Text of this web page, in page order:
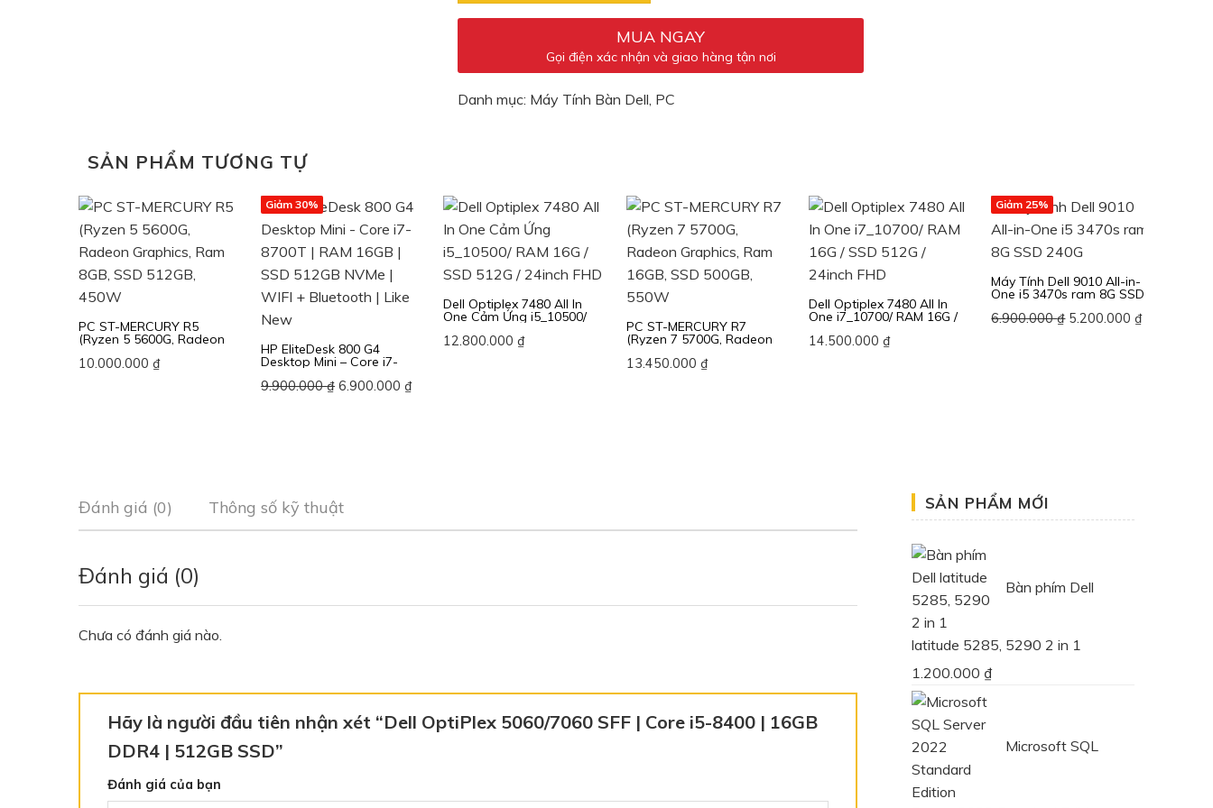
MUA NGAY
Gọi điện xác nhận và giao hàng tận nơi
Danh mục: Máy Tính Bàn Dell PC
SẢN PHẨM TƯƠNG TỰ
PC ST-MERCURY R5
(Ryzen 5 5600G, Radeon
512GB, 450W
10.000.000 ₫
Giảm 30%
HP EliteDesk 800 G4
Desktop Mini – Core i7-
512GB NVMe | WIFI +
9.900.000₫ Giá
6.900.000₫Giá
Dell Optiplex 7480 All In
One Cảm Ứng i5_10500/
24inch FHD
12.800.000₫
PC ST-MERCURY R7
(Ryzen 7 5700G, Radeon
500GB, 550W
13.450.000 ₫
Dell Optiplex 7480 All In
One i7_10700/ RAM 16G /
14.500.000₫
Giảm 25%
Máy Tính Dell 9010 All-in-
One i5 3470s ram 8G SSD
6.900.000₫ Giá
5.200.000₫Giá
SẢN PHẨM MỚI
Bàn phím Dell
latitude 5285, 5290 2 in 1
1.200.000 ₫
Microsoft SQL
Đánh giá (0) Thông số kỹ thuật
Đánh giá (0)
Chưa có đánh giá nào.
Hãy là người đầu tiên nhận xét “Dell OptiPlex 5060/7060 SFF | Core i5-8400 | 16GB
DDR4 | 512GB SSD”
Đánh giá của bạn